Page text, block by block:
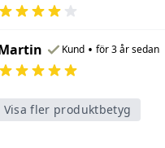
Kund • för 3 år sedan
Visa fler produktbetyg